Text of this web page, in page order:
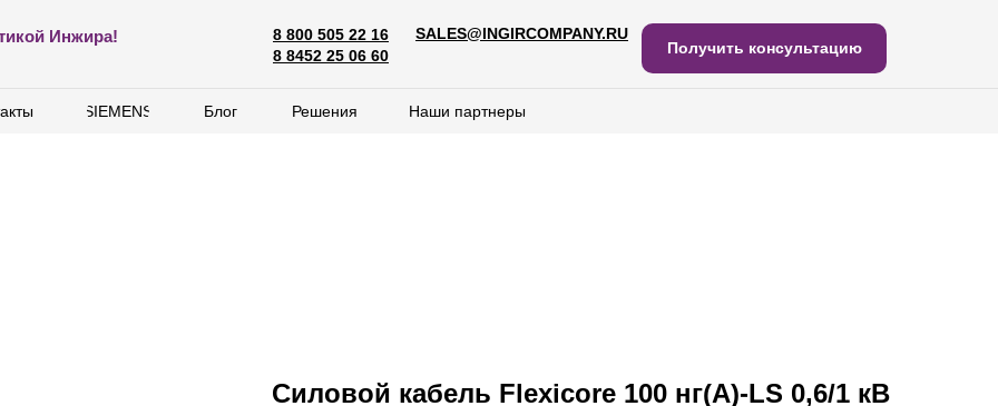
Получить консультацию
8 800 505 22 16
8 8452 25 06 60
SALES@INGIRCOMPANY.RU
Инжира!
Наши партнеры
Решения
Блог
SIEMENS
Получить консультацию
8 800 505 22 16
8 8452 25 06 60
SALES@INGIRCOMPANY.RU
Наши партнеры
Решения
Блог
SIEMENS
Силовой кабель Flexicore 100 нг(А)-LS 0,6/1 кВ